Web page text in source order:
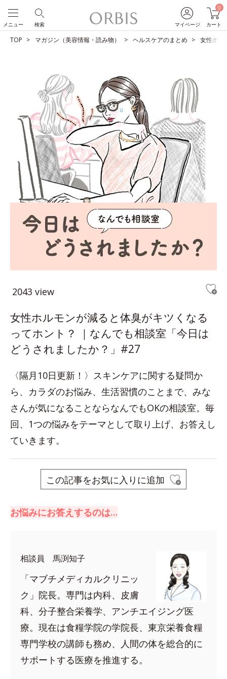
マイページ
0
カート
検索
メニュー
TOP マガジン（美容情報・読み物） ヘルスケアのまとめ 女性ホル
2043 view
女性ホルモンが減ると体臭がキツくなる
ってホント？ ｜なんでも相談室「今日は
どうされましたか？」#27
〈隔月10日更新！〉スキンケアに関する疑問か
ら、カラダのお悩み、生活習慣のことまで、みな
さんが気になることならなんでもOKの相談室。毎
回、1つの悩みをテーマとして取り上げ、お答えし
ていきます。
この記事をお気に入りに追加
お悩みにお答えするのは…
相談員 馬渕知子
「マブチメディカルクリニッ
ク」院長。専門は内科、皮膚
科、分子整合栄養学、アンチエイジング医
療。現在は食糧学院の学院長、東京栄養食糧
専門学校の講師も務め、人間の体を総合的に
サポートする医療を推進する。